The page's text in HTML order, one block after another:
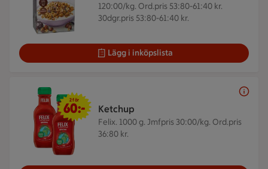
120:00/kg. Ord.pris 53:80-61:40 kr.
30dgr.pris 53:80-61:40 kr.
Lägg i inköpslista
Ketchup
Felix. 1000 g. Jmfpris 30:00/kg. Ord.pris
36:80 kr.
2 för 60 kr
2 för
60:-